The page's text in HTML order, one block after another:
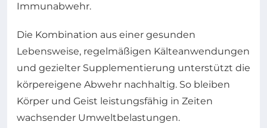
Immunabwehr.
Die Kombination aus einer gesunden
Lebensweise, regelmäßigen Kälteanwendungen
und gezielter Supplementierung unterstützt die
körpereigene Abwehr nachhaltig. So bleiben
Körper und Geist leistungsfähig in Zeiten
wachsender Umweltbelastungen.